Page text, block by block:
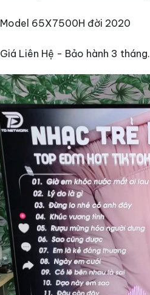
Model 65X7500H đời 2020
Giá Liên Hệ - Bảo hành 3 tháng.